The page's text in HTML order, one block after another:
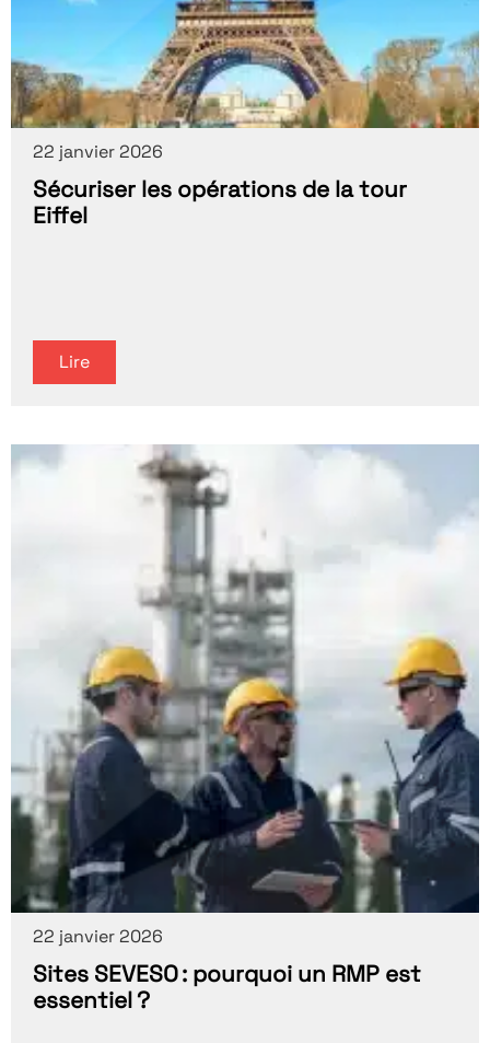
22 janvier 2026
Sécuriser les opérations de la tour
Eiffel
Lire
22 janvier 2026
Sites SEVESO : pourquoi un RMP est
essentiel ?